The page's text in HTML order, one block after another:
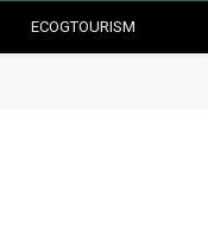
ECOGTOURISM